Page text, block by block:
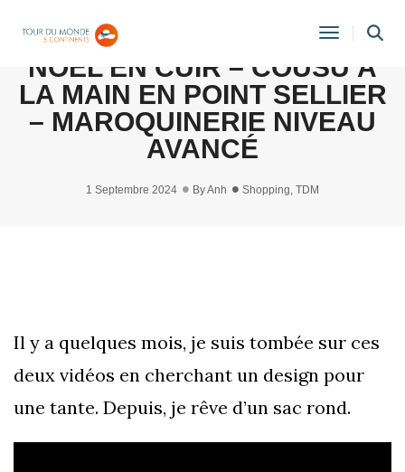
Toggle
DIY MON SAC BÛCHE DE
NOËL EN CUIR – COUSU À
LA MAIN EN POINT SELLIER
– MAROQUINERIE NIVEAU
AVANCÉ
1 Septembre 2024 ByAnh Shopping, TDM
Il y a quelques mois, je suis tombée sur ces
deux vidéos en cherchant un design pour
une tante. Depuis, je rêve d’un sac rond.